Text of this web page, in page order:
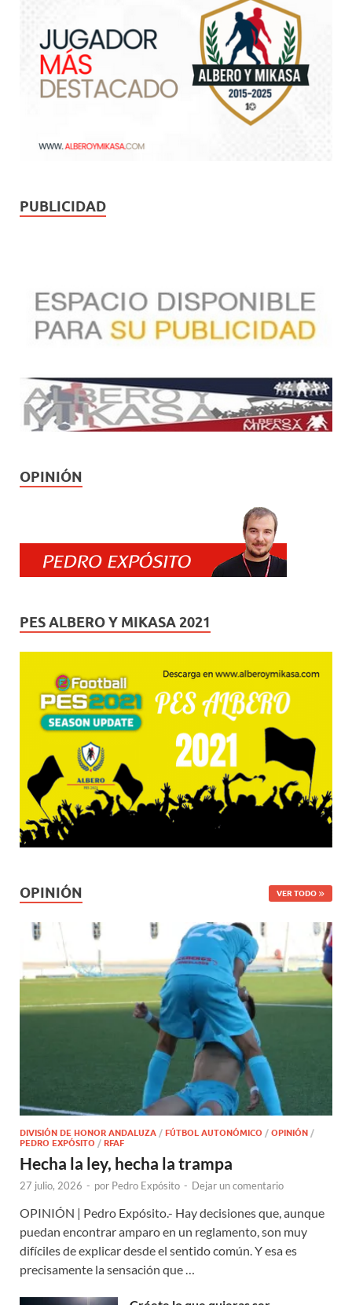
PUBLICIDAD
OPINIÓN
PES ALBERO Y MIKASA 2021
OPINIÓN VER TODO
DIVISIÓN DE HONOR ANDALUZA / FÚTBOL AUTONÓMICO / OPINIÓN /
PEDRO EXPÓSITO / RFAF
Hecha la ley, hecha la trampa
27 julio, 2026 - por Pedro Expósito - Dejar un comentario
OPINIÓN | Pedro Expósito.- Hay decisiones que, aunque
puedan encontrar amparo en un reglamento, son muy
difíciles de explicar desde el sentido común. Y esa es
precisamente la sensación que …